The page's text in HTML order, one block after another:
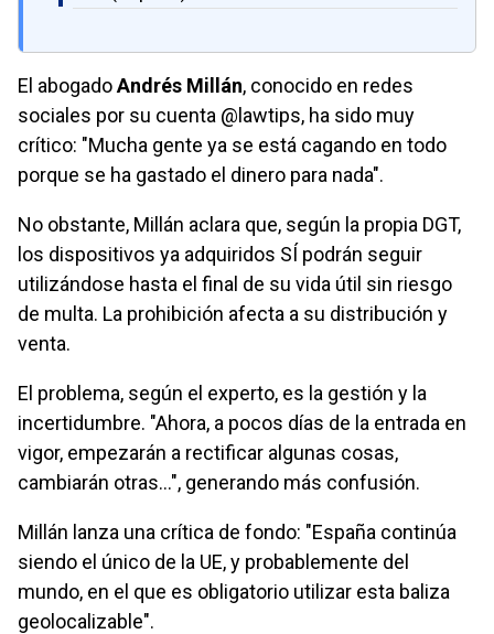
El abogadoAndrés Millán, conocido en redes
sociales por su cuenta @lawtips, ha sido muy
crítico: "Mucha gente ya se está cagando en todo
porque se ha gastado el dinero para nada".
No obstante, Millán aclara que, según la propia DGT,
los dispositivos ya adquiridos SÍ podrán seguir
utilizándose hasta el final de su vida útil sin riesgo
de multa. La prohibición afecta a su distribución y
venta.
El problema, según el experto, es la gestión y la
incertidumbre. "Ahora, a pocos días de la entrada en
vigor, empezarán a rectificar algunas cosas,
cambiarán otras…", generando más confusión.
Millán lanza una crítica de fondo: "España continúa
siendo el único de la UE, y probablemente del
mundo, en el que es obligatorio utilizar esta baliza
geolocalizable".